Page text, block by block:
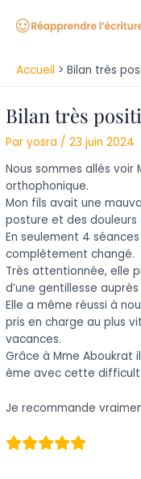
Accueil Bilan très
Bilan très
Paryosra /23 juin 2024
Nous sommes allés voir
orthophonique.
Mon fils avait une
posture et des douleurs
En seulement 4
complètement changé.
Très attentionnée, elle
d’une gentillesse
Elle a même réussi à
pris en charge au plus
vacances.
Grâce à Mme Aboukrat
ème avec cette
Je recommande
des